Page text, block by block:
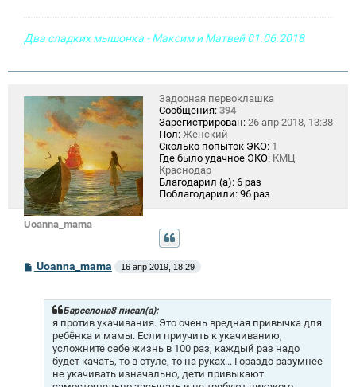
Два сладких мышонка - Максим и Матвей 01.06.2018
Uoanna_mama
Задорная первоклашка
Сообщения: 394
Зарегистрирован: 26 апр 2018, 13:38
Пол: Женский
Сколько попыток ЭКО: 1
Где было удачное ЭКО: КМЦ
Краснодар
Благодарил (а): 6 раз
Поблагодарили: 96 раз
СUoanna_mama 16 апр 2019, 18:29
Барселона8 писал(а):
я против укачивания. Это очень вредная привычка для
ребёнка и мамы. Если приучить к укачиванию,
усложните себе жизнь в 100 раз, каждый раз надо
будет качать, то в стуле, то на руках... Гораздо разумнее
не укачивать изначально, дети привыкают